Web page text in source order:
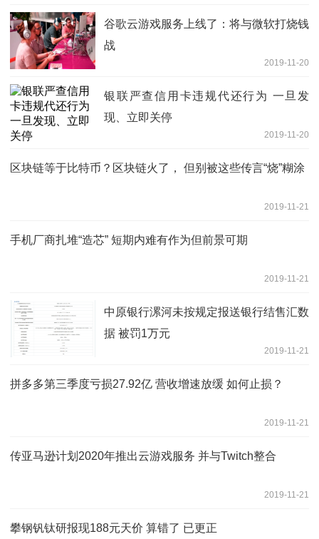
谷歌云游戏服务上线了：将与微软打烧钱
战
2019-11-20
银联严查信用卡违规代还行为 一旦发
现、立即关停
2019-11-20
区块链等于比特币？区块链火了， 但别被这些传言“烧”糊涂
2019-11-21
手机厂商扎堆“造芯” 短期内难有作为但前景可期
2019-11-21
中原银行漯河未按规定报送银行结售汇数
据 被罚1万元
2019-11-21
拼多多第三季度亏损27.92亿 营收增速放缓 如何止损？
2019-11-21
传亚马逊计划2020年推出云游戏服务 并与Twitch整合
2019-11-21
攀钢钒钛研报现188元天价 算错了 已更正